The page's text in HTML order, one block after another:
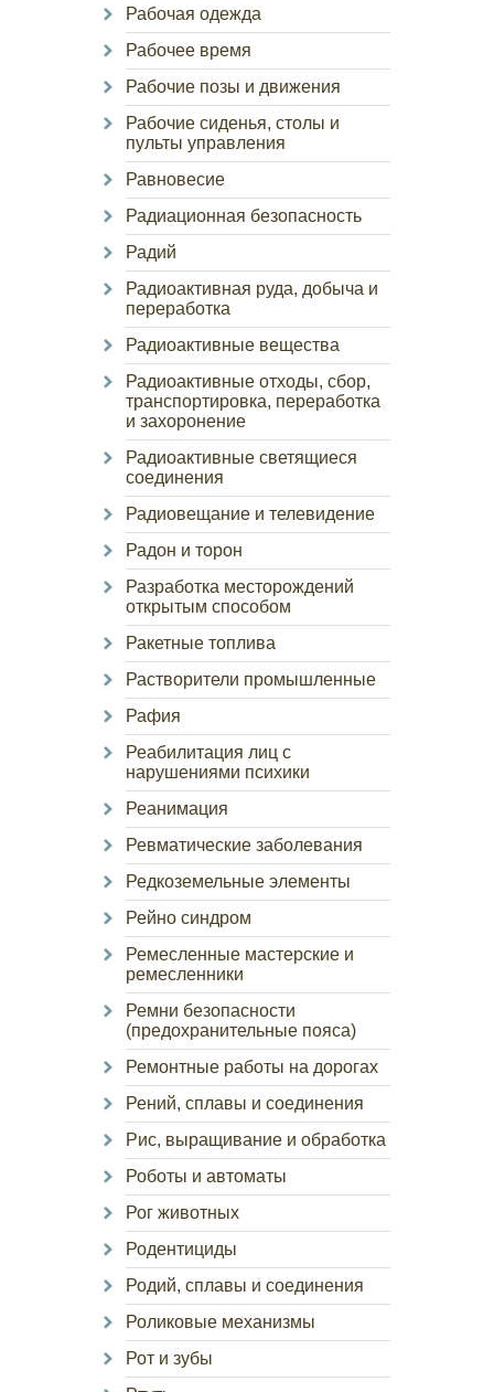
Рабочая одежда
Рабочее время
Рабочие позы и движения
Рабочие сиденья, столы и
пульты управления
Равновесие
Радиационная безопасность
Радий
Радиоактивная руда, добыча и
переработка
Радиоактивные вещества
Радиоактивные отходы, сбор,
транспортировка, переработка
и захоронение
Радиоактивные светящиеся
соединения
Радиовещание и телевидение
Радон и торон
Разработка месторождений
открытым способом
Ракетные топлива
Растворители промышленные
Рафия
Реабилитация лиц с
нарушениями психики
Реанимация
Ревматические заболевания
Редкоземельные элементы
Рейно синдром
Ремесленные мастерские и
ремесленники
Ремни безопасности
(предохранительные пояса)
Ремонтные работы на дорогах
Рений, сплавы и соединения
Рис, выращивание и обработка
Роботы и автоматы
Рог животных
Родентициды
Родий, сплавы и соединения
Роликовые механизмы
Рот и зубы